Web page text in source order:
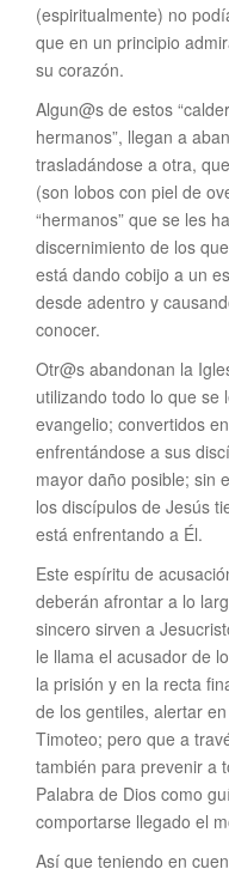
(espiritualmente) no
que en un principio
su corazón.
Algun@s de estos
hermanos”, llegan a
trasladándose a otra,
(son lobos con piel de
“hermanos” que se les
discernimiento de los
está dando cobijo a un
desde adentro y
conocer.
Otr@s abandonan la
utilizando todo lo que se
evangelio; convertidos
enfrentándose a sus
mayor daño posible; sin
los discípulos de Jesús
está enfrentando a Él.
Este espíritu de
deberán afrontar a lo
sincero sirven a
le llama el acusador de
la prisión y en la recta
de los gentiles, alertar
Timoteo; pero que a
también para prevenir a
Palabra de Dios como
comportarse llegado el
Así que teniendo en